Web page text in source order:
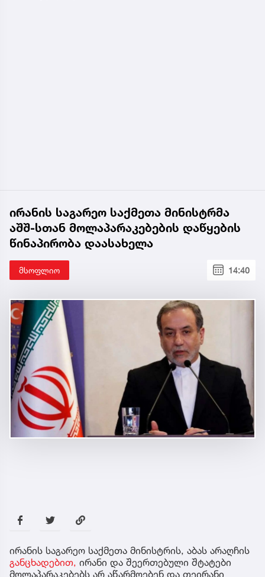
ირანის საგარეო საქმეთა მინისტრმა
აშშ-სთან მოლაპარაკებების დაწყების
წინაპირობა დაასახელა
მსოფლიო 14:40
ირანის საგარეო საქმეთა მინისტრის, აბას არაღჩის
განცხადებით, ირანი და შეერთებული შტატები
მოლაპარაკებებს არ აწარმოებენ და თეირანი